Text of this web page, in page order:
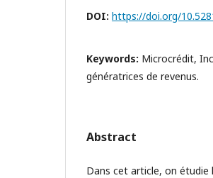
DOI: https://doi.org/
Keywords: Microcrédit,
génératrices de revenus.
Abstract
Dans cet article, on étudie